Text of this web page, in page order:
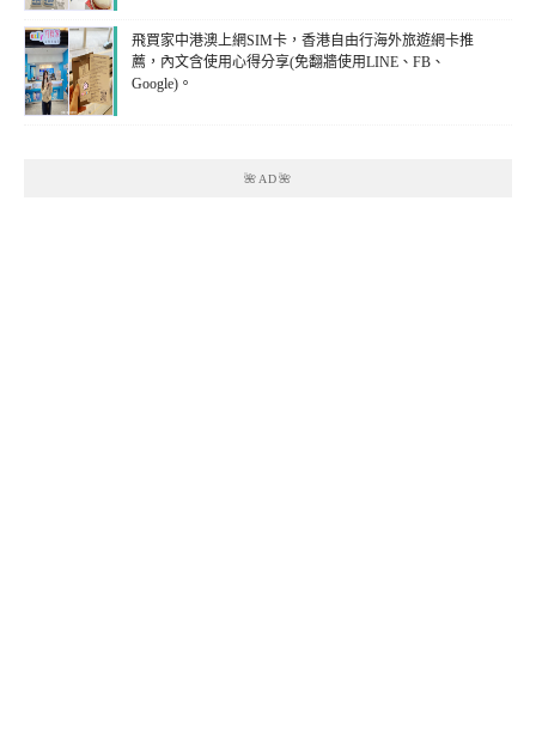
飛買家中港澳上網SIM卡，香港自由行海外旅遊網卡推
薦，內文含使用心得分享(免翻牆使用LINE、FB、
Google)。
🌺AD🌺